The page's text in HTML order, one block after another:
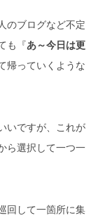
のブログなど不定
も『あ～今日は更
帰っていくような
いですが、これが
ら選択して一つ一
回して一箇所に集